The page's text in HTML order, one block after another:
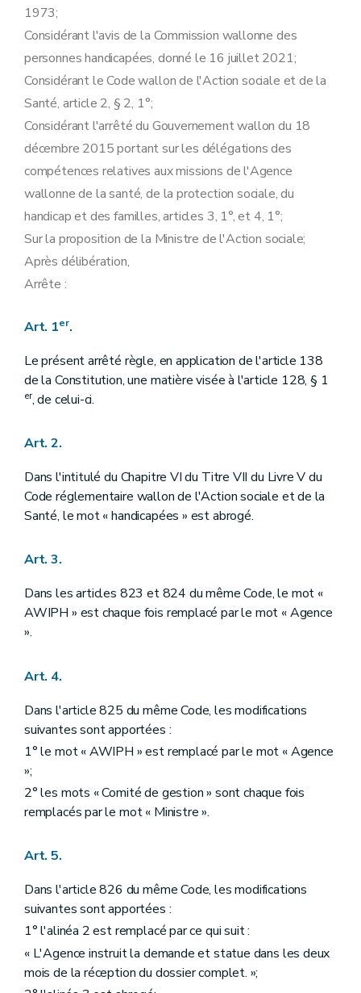
1973;
Considérant l'avis de la Commission wallonne des
personnes handicapées, donné le 16 juillet 2021;
Considérant le Code wallon de l'Action sociale et de la
Santé, article 2, § 2, 1°;
Considérant l'arrêté du Gouvernement wallon du 18
décembre 2015 portant sur les délégations des
compétences relatives aux missions de l'Agence
wallonne de la santé, de la protection sociale, du
handicap et des familles, articles 3, 1°, et 4, 1°;
Sur la proposition de la Ministre de l'Action sociale;
Après délibération,
Arrête :
Art. 1er.
Le présent arrêté règle, en application de l'article 138
de la Constitution, une matière visée à l'article 128, § 1
er, de celui-ci.
Art. 2.
Dans l'intitulé du Chapitre VI du Titre VII du Livre V du
Code réglementaire wallon de l'Action sociale et de la
Santé, le mot « handicapées » est abrogé.
Art. 3.
Dans les articles 823 et 824 du même Code, le mot «
AWIPH » est chaque fois remplacé par le mot « Agence
».
Art. 4.
Dans l'article 825 du même Code, les modifications
suivantes sont apportées :
1° le mot « AWIPH » est remplacé par le mot « Agence
»;
2° les mots « Comité de gestion » sont chaque fois
remplacés par le mot « Ministre ».
Art. 5.
Dans l'article 826 du même Code, les modifications
suivantes sont apportées :
1° l'alinéa 2 est remplacé par ce qui suit :
« L'Agence instruit la demande et statue dans les deux
mois de la réception du dossier complet. »;